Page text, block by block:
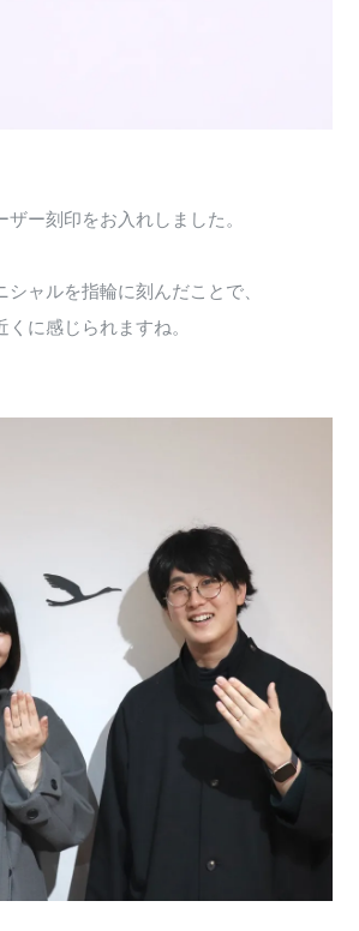
ー刻印をお入れしました。
ャルを指輪に刻んだことで、
に感じられますね。